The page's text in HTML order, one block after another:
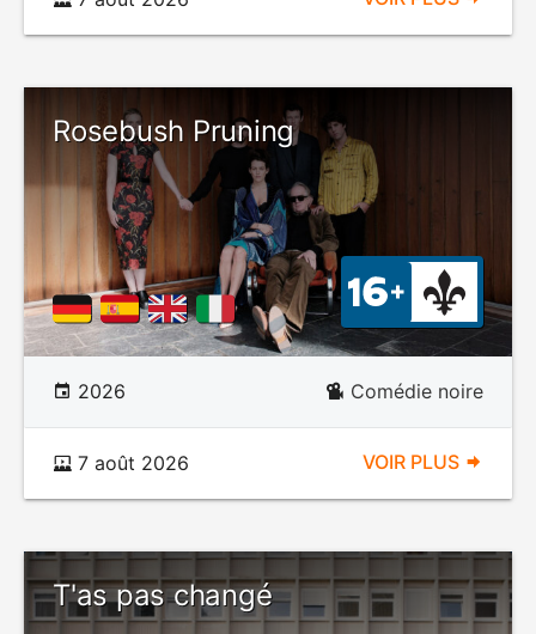
Rosebush Pruning
2026 Comédie noire
7 août 2026 VOIR PLUS
T'as pas changé